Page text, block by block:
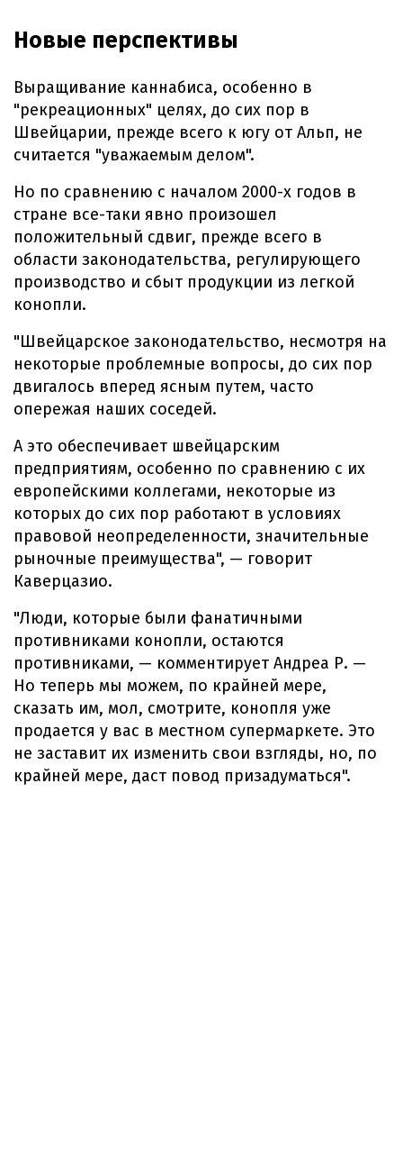
Новые перспективы
Выращивание каннабиса, особенно в
"рекреационных" целях, до сих пор в
Швейцарии, прежде всего к югу от Альп, не
считается "уважаемым делом".
Но по сравнению с началом 2000-х годов в
стране все-таки явно произошел
положительный сдвиг, прежде всего в
области законодательства, регулирующего
производство и сбыт продукции из легкой
конопли.
"Швейцарское законодательство, несмотря на
некоторые проблемные вопросы, до сих пор
двигалось вперед ясным путем, часто
опережая наших соседей.
А это обеспечивает швейцарским
предприятиям, особенно по сравнению с их
европейскими коллегами, некоторые из
которых до сих пор работают в условиях
правовой неопределенности, значительные
рыночные преимущества", — говорит
Каверцазио.
"Люди, которые были фанатичными
противниками конопли, остаются
противниками, — комментирует Андреа Р. —
Но теперь мы можем, по крайней мере,
сказать им, мол, смотрите, конопля уже
продается у вас в местном супермаркете. Это
не заставит их изменить свои взгляды, но, по
крайней мере, даст повод призадуматься".